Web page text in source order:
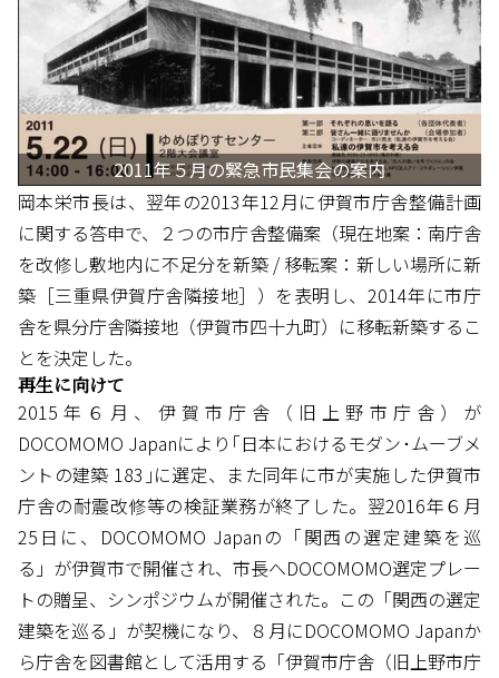
2011年５月の緊急市民集会の案内
岡本栄市長は、翌年の2013年12月に伊賀市庁舎整備計画
に関する答申で、２つの市庁舎整備案（現在地案：南庁舎
を改修し敷地内に不足分を新築 / 移転案：新しい場所に新
築［三重県伊賀庁舎隣接地］）を表明し、2014年に市庁
舎を県分庁舎隣接地（伊賀市四十九町）に移転新築するこ
とを決定した。
再生に向けて
2015年６月、伊賀市庁舎（旧上野市庁舎）が
DOCOMOMO Japanにより｢日本におけるモダン･ムーブメ
ントの建築 183｣に選定、また同年に市が実施した伊賀市
庁舎の耐震改修等の検証業務が終了した。翌2016年６月
25日に、DOCOMOMO Japanの「関西の選定建築を巡
る」が伊賀市で開催され、市長へDOCOMOMO選定プレー
トの贈呈、シンポジウムが開催された。この「関西の選定
建築を巡る」が契機になり、８月にDOCOMOMO Japanか
ら庁舎を図書館として活用する「伊賀市庁舎（旧上野市庁